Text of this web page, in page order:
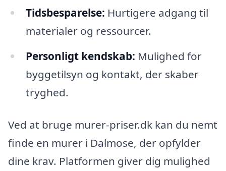
Tidsbesparelse: Hurtigere adgang til
materialer og ressourcer.
Personligt kendskab: Mulighed for
byggetilsyn og kontakt, der skaber
tryghed.
Ved at bruge murer-priser.dk kan du nemt
finde en murer i Dalmose, der opfylder
dine krav. Platformen giver dig mulighed